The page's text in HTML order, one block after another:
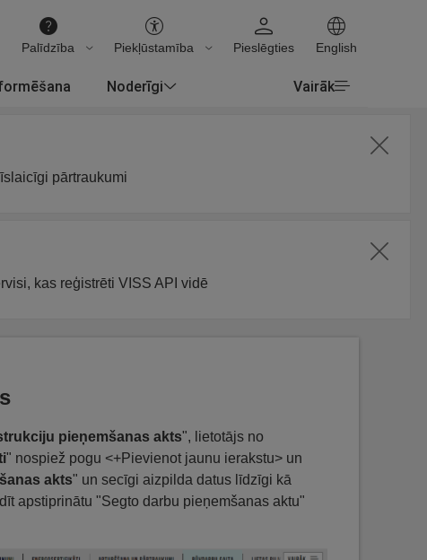
Palīdzība Piekļūstamība Pieslēgties English
Noderīgi Vairāk
pārtraukumi
kas reģistrēti VISS API vidē
pieņemšanas akts", lietotājs no
" nospiež pogu <+Pievienot jaunu ierakstu> un
akts" un secīgi aizpilda datus līdzīgi kā
apstiprinātu "Segto darbu pieņemšanas aktu"